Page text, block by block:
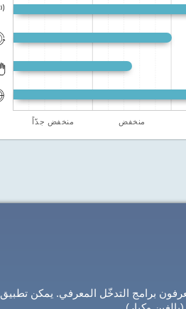
منخفض جدّاً منخفض
برامج التدخّل المعرفي. يمكن تطبيق